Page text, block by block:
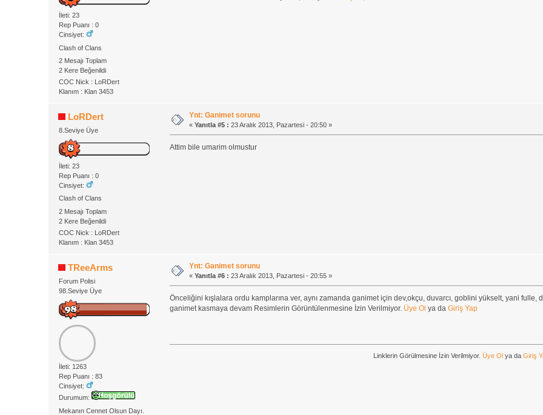
İleti: 23
Rep Puanı : 0
Cinsiyet:
Clash of Clans
2 Mesajı Toplam
2 Kere Beğenildi
COC Nick : LoRDert
Klanım : Klan 3453
LoRDert
8.Seviye Üye
İleti: 23
Rep Puanı : 0
Cinsiyet:
Clash of Clans
2 Mesajı Toplam
2 Kere Beğenildi
COC Nick : LoRDert
Klanım : Klan 3453
Ynt: Ganimet sorunu
« Yanıtla #5 : 23 Aralık 2013, Pazartesi - 20:50 »
Attim bile umarim olmustur
TReeArms
Forum Polisi
98.Seviye Üye
İleti: 1263
Rep Puanı : 83
Cinsiyet:
Durumum:
Mekanın Cennet Olsun Dayı.
Ynt: Ganimet sorunu
« Yanıtla #6 : 23 Aralık 2013, Pazartesi - 20:55 »
Önceliğini kışlalara ordu kamplarına ver, aynı zamanda ganimet için dev,okçu, duvarcı, goblini yükselt, yani
ganimet kasmaya devam Resimlerin Görüntülenmesine İzin Verilmiyor. Üye Ol ya da Giriş Yap
Linklerin Görülmesine İzin Verilmiyor.Üye Ol ya daGiriş